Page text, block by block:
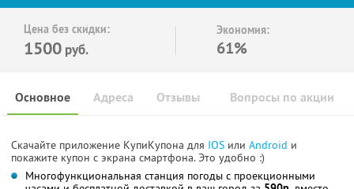
Цена без скидки:
1500 руб.
Экономия:
61%
Основное Отзывы Вопросы по акции
Адреса
Скачайте приложение КупиКупона для IOS или Android и
покажите купон с экрана смартфона. Это удобно :)
Многофункциональная станция погоды с проекционными